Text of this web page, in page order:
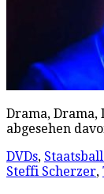
Drama, Drama,
abgesehen
DVDs,
Steffi Scherzer,